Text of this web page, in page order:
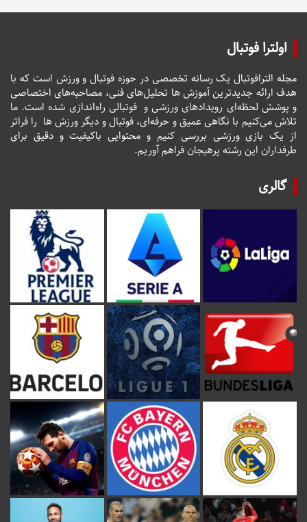
اولترا فوتبال
مجله الترافوتبال یک رسانه تخصصی در حوزه فوتبال و ورزش است که با
هدف ارائه جدیدترین آموزش ها تحلیل‌های فنی، مصاحبه‌های اختصاصی
و پوشش لحظه‌ای رویدادهای ورزشی و فوتبالی راه‌اندازی شده است. ما
تلاش می‌کنیم با نگاهی عمیق و حرفه‌ای، فوتبال و دیگر ورزش ها را فراتر
از یک بازی ورزشی بررسی کنیم و محتوایی باکیفیت و دقیق برای
طرفداران این رشته پرهیجان فراهم آوریم.
گالری